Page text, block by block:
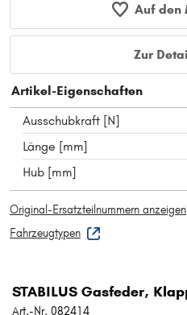
Auf den
Zur
Artikel-Eigenschaften
Ausschubkraft [N]
Länge [mm]
Hub [mm]
Original-Ersatzteilnummern anzeigen
Fahrzeugtypen
STABILUS Gasfeder,
Art.-Nr. 082414